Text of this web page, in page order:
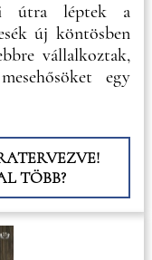
útra léptek a
új köntösben
vállalkoztak,
egy
TÖBB?